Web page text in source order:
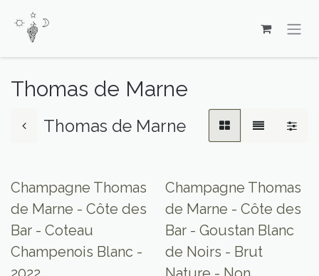
Thomas de Marne
Thomas de Marne
Seulement sur place
Champagne Thomas
de Marne - Côte des
Bar - Coteau
Champenois Blanc -
Champagne Thomas
de Marne - Côte des
Bar - Goustan Blanc
de Noirs - Brut